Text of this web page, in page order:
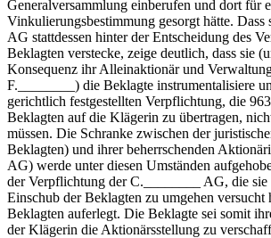
Generalversammlung einberufen und dort für
Vinkulierungsbestimmung gesorgt hätte. Dass
AG stattdessen hinter der Entscheidung des
Beklagten verstecke, zeige deutlich, dass sie
Konsequenz ihr Alleinaktionär und
F.________) die Beklagte instrumentalisiere
gerichtlich festgestellten Verpflichtung, die
Beklagten auf die Klägerin zu übertragen,
müssen. Die Schranke zwischen der
Beklagten) und ihrer beherrschenden
AG) werde unter diesen Umständen
der Verpflichtung der C.________ AG, die sie
Einschub der Beklagten zu umgehen versucht
Beklagten auferlegt. Die Beklagte sei somit
der Klägerin die Aktionärsstellung zu